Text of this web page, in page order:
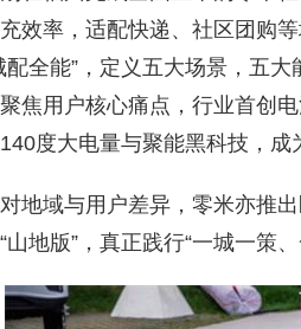
效率，适配快递、社区团购
配全能”，定义五大场景，五
焦用户核心痛点，行业首创
度大电量与聚能黑科技，成
地域与用户差异，零米亦推
山地版”，真正践行“一城一策